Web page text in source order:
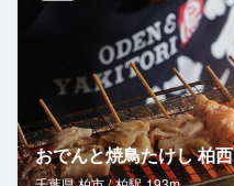
おでんと焼鳥たけし 柏